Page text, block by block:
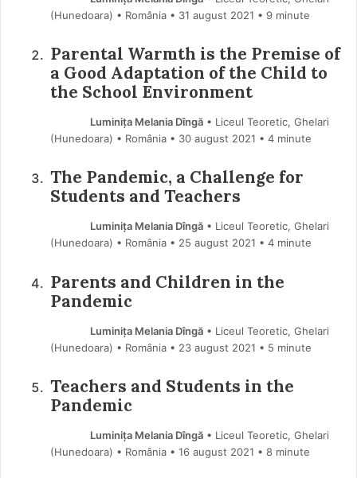
(Hunedoara) • România
31 august 2021 • 9 minute
Parental Warmth is the Premise of
a Good Adaptation of the Child to
the School Environment
Luminița Melania Dîngă• Liceul Teoretic, Ghelari
(Hunedoara) • România
30 august 2021 • 4 minute
The Pandemic, a Challenge for
Students and Teachers
Luminița Melania Dîngă• Liceul Teoretic, Ghelari
(Hunedoara) • România
25 august 2021 • 4 minute
Parents and Children in the
Pandemic
Luminița Melania Dîngă• Liceul Teoretic, Ghelari
(Hunedoara) • România
23 august 2021 • 5 minute
Teachers and Students in the
Pandemic
Luminița Melania Dîngă• Liceul Teoretic, Ghelari
(Hunedoara) • România
16 august 2021 • 8 minute